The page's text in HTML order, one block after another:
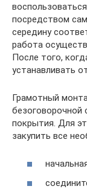
посредством
середину
работа
После того,
устанавливать
Грамотный
безоговорочной
покрытия. Для
закупить все